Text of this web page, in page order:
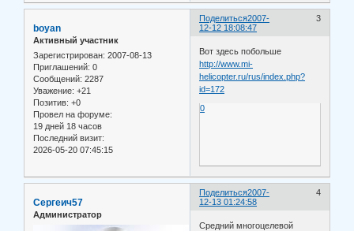
Поделиться 3
2007-
12-12 18:08:47
boyan
Активный участник
Зарегистрирован: 2007-08-13
Приглашений: 0
Сообщений: 2287
Уважение: +21
Позитив: +0
Провел на форуме:
19 дней 18 часов
Последний визит:
2026-05-20 07:45:15
Вот здесь побольше
http://www.mi-
helicopter.ru/rus/index.php?
id=172
0
Поделиться 4
2007-
12-13 01:24:58
Сергеич57
Администратор
Средний многоцелевой